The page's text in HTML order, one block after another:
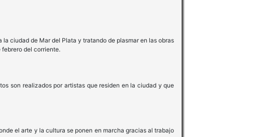
de Mar del Plata y tratando de plasmar en las obras
del corriente.
realizados por artistas que residen en la ciudad y que
el arte y la cultura se ponen en marcha gracias al trabajo